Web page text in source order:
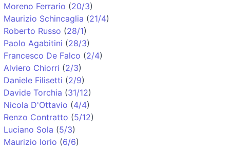
Moreno Ferrario (20/3)
Maurizio Schincaglia (21/4)
Roberto Russo (28/1)
Paolo Agabitini (28/3)
Francesco De Falco (2/4)
Alviero Chiorri (2/3)
Daniele Filisetti (2/9)
Davide Torchia (31/12)
Nicola D'Ottavio (4/4)
Renzo Contratto (5/12)
Luciano Sola (5/3)
Maurizio Iorio (6/6)